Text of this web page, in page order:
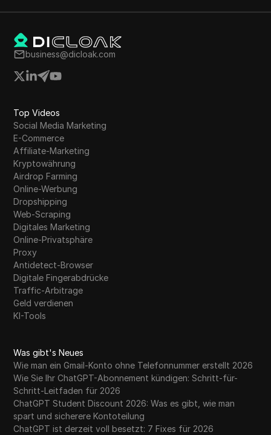
business@dicloak.com
Top Videos
Social Media Marketing
E-Commerce
Affiliate-Marketing
Kryptowährung
Airdrop Farming
Online-Werbung
Dropshipping
Web-Scraping
Digitales Marketing
Online-Privatsphäre
Proxy
Antidetect-Browser
Digitale Fingerabdrücke
Traffic-Arbitrage
Geld verdienen
KI-Tools
Was gibt's Neues
Wie man ein Gmail-Konto ohne Telefonnummer erstellt 2026
Wie Sie Ihr ChatGPT-Abonnement kündigen: Schritt-für-
Schritt-Leitfaden für 2026
ChatGPT Student Discount 2026: Was es gibt, wie man
spart und sicherere Kontoteilung
ChatGPT ist derzeit voll besetzt: 7 Fixes für 2026